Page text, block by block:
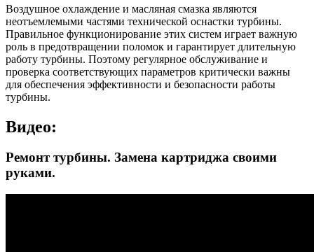
Воздушное охлаждение и масляная смазка являются
неотъемлемыми частями технической оснастки турбины.
Правильное функционирование этих систем играет важную
роль в предотвращении поломок и гарантирует длительную
работу турбины. Поэтому регулярное обслуживание и
проверка соответствующих параметров критически важны
для обеспечения эффективности и безопасности работы
турбины.
Видео:
Ремонт турбины. Замена картриджа своими
руками.